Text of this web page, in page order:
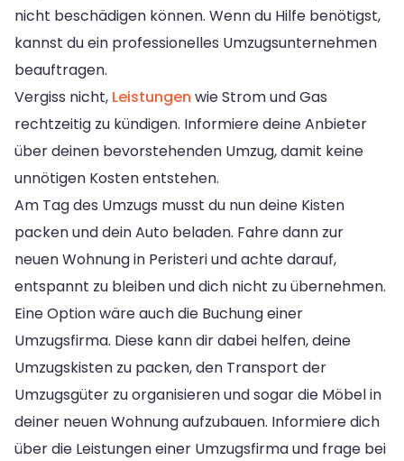
nicht beschädigen können. Wenn du Hilfe benötigst,
kannst du ein professionelles Umzugsunternehmen
beauftragen.
Vergiss nicht, Leistungen wie Strom und Gas
rechtzeitig zu kündigen. Informiere deine Anbieter
über deinen bevorstehenden Umzug, damit keine
unnötigen Kosten entstehen.
Am Tag des Umzugs musst du nun deine Kisten
packen und dein Auto beladen. Fahre dann zur
neuen Wohnung in Peristeri und achte darauf,
entspannt zu bleiben und dich nicht zu übernehmen.
Eine Option wäre auch die Buchung einer
Umzugsfirma. Diese kann dir dabei helfen, deine
Umzugskisten zu packen, den Transport der
Umzugsgüter zu organisieren und sogar die Möbel in
deiner neuen Wohnung aufzubauen. Informiere dich
über die Leistungen einer Umzugsfirma und frage bei